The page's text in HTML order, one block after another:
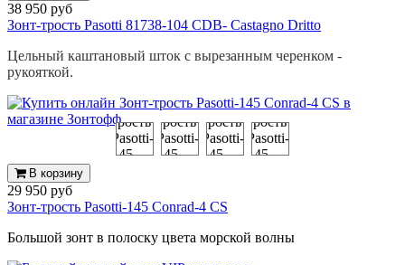
38 950 руб
Зонт-трость Pasotti 81738-104 CDB- Castagno Dritto
Цельный каштановый шток с вырезанным черенком -
рукояткой.
В корзину
29 950 руб
Зонт-трость Pasotti-145 Conrad-4 CS
Большой зонт в полоску цвета морской волны